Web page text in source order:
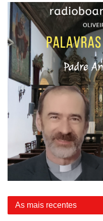
As mais recentes